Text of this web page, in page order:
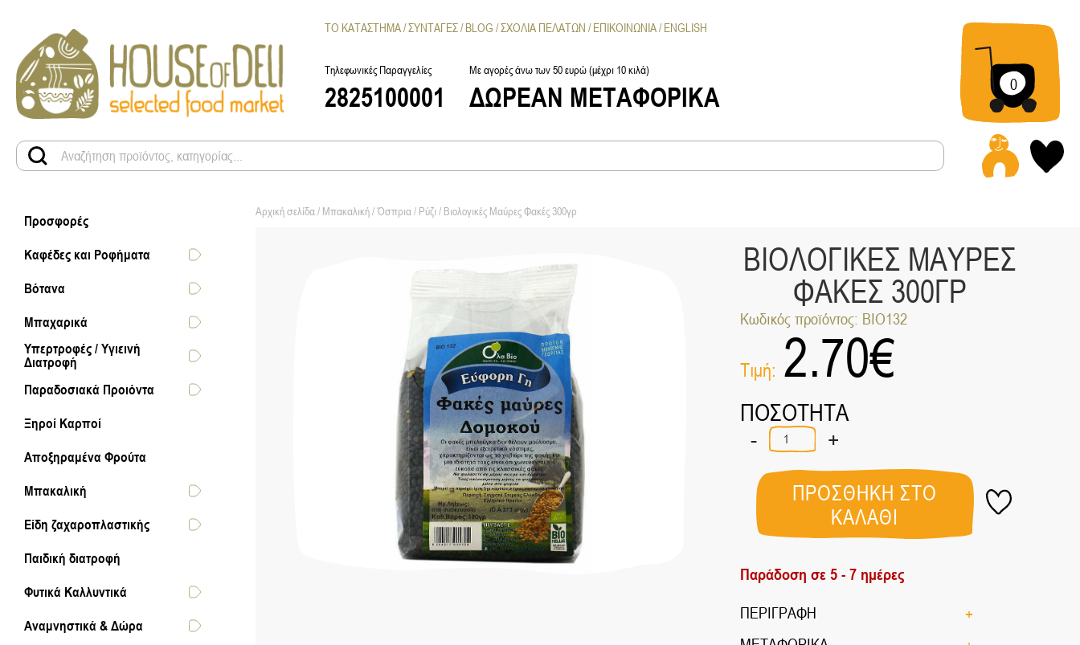
Τηλεφωνικές Παραγγελίες
2825100001
Με αγορές άνω των 50 ευρώ (μέχρι 10 κιλά)
ΔΩΡΕΑΝ ΜΕΤΑΦΟΡΙΚΑ
ΤΟ ΚΑΤΑΣΤΗΜΑ ΣΥΝΤΑΓΕΣ BLOG ΣΧΟΛΙΑ ΠΕΛΑΤΩΝ ΕΠΙΚΟΙΝΩΝΙΑ ENGLISH
0
Προσφορές
Καφέδες και Ροφήματα
Βότανα
Μπαχαρικά
Υπερτροφές / Υγιεινή
Διατροφή
Παραδοσιακά Προιόντα
Ξηροί Καρποί
Αποξηραμένα Φρούτα
Μπακαλική
Είδη ζαχαροπλαστικής
Παιδική διατροφή
Φυτικά Καλλυντικά
Αναμνηστικά & Δώρα
Αρχική σελίδα/ Μπακαλική/Όσπρια / Ρύζι / Βιολογικές Μαύρες Φακές 300γρ
ΒΙΟΛΟΓΙΚΕΣ ΜΑΥΡΕΣ
ΦΑΚΕΣ 300ΓΡ
Κωδικός προϊόντος: BIO132
Τιμή: 2.70€
ΠΟΣΟΤΗΤΑ
-
Βιολογικές
Μαύρες
300γρ
ποσότητα
+
ΠΡΟΣΘΗΚΗ ΣΤΟ
ΚΑΛΑΘΙ
Παράδοση σε 5 - 7 ημέρες
ΠΕΡΙΓΡΑΦΗ